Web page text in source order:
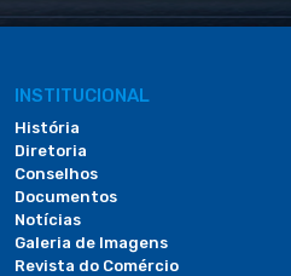
INSTITUCIONAL
História
Diretoria
Conselhos
Documentos
Notícias
Galeria de Imagens
Revista do Comércio